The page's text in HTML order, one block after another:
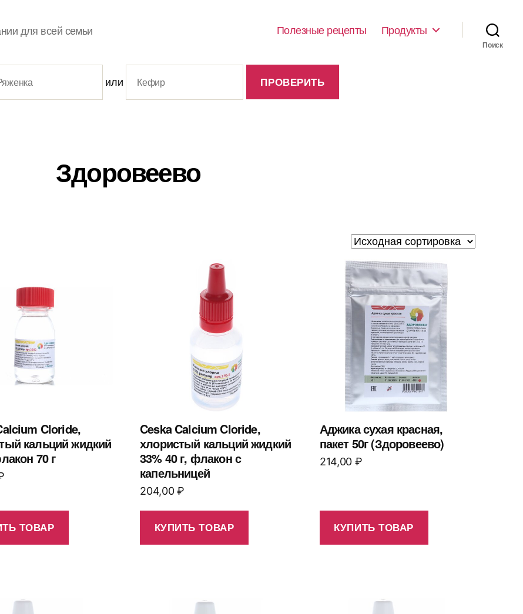
для всей семьи Полезные рецепты Продукты
Поиск
или
Здоровеево
Cloride,
кальций жидкий
70 г
ТОВАР
Ceska Calcium Cloride,
хлористый кальций жидкий
33% 40 г, флакон с
капельницей
204,00₽
КУПИТЬ ТОВАР
Аджика сухая красная,
пакет 50г (Здоровеево)
214,00 ₽
КУПИТЬ ТОВАР